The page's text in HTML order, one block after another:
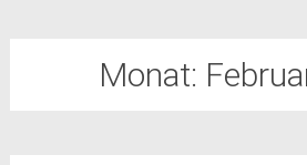
Monat: